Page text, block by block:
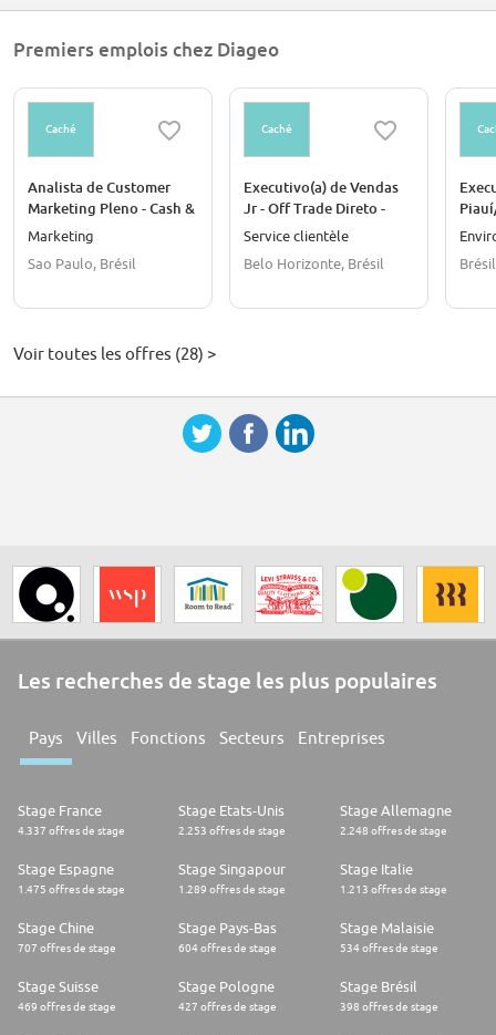
Premiers emplois chez Diageo
Caché
Analista de Customer
Marketing Pleno - Cash &
Carry
Marketing
Sao Paulo, Brésil
Caché
Executivo(a) de Vendas
Jr - Off Trade Direto -
Belo Horizonte/MG
Service clientèle
Belo Horizonte, Brésil
Brésil
Voir toutes les offres (28) >
Les recherches de stage les plus populaires
Pays Villes Fonctions Secteurs Entreprises
Stage France
4.337 offres de stage
Stage Etats-Unis
2.253 offres de stage
Stage Allemagne
2.248 offres de stage
Stage Espagne
1.475 offres de stage
Stage Singapour
1.289 offres de stage
Stage Italie
1.213 offres de stage
Stage Chine
707 offres de stage
Stage Pays-Bas
604 offres de stage
Stage Malaisie
534 offres de stage
Stage Suisse
469 offres de stage
Stage Pologne
427 offres de stage
Stage Brésil
398 offres de stage